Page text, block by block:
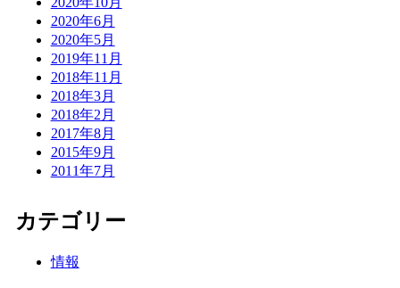
2020年6月
2020年5月
2019年11月
2018年11月
2018年3月
2018年2月
2017年8月
2015年9月
2011年7月
カテゴリー
情報